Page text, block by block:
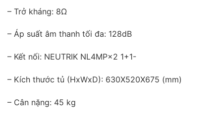
– Trở kháng: 8Ω
– Áp suất âm thanh tối đa: 128dB
– Kết nối: NEUTRIK NL4MP×2 1+1-
– Kích thước tủ (HxWxD): 630X520X675 (mm)
– Cân nặng: 45 kg